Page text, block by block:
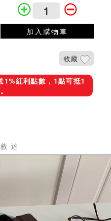
加入購物車
收藏
紅利點數，1點可抵1
述